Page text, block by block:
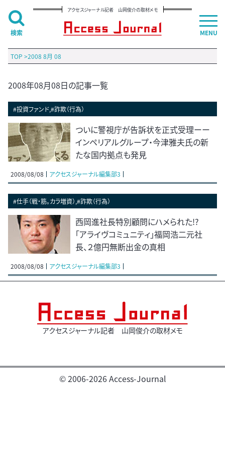
アクセスジャーナル記者 山岡俊介の取材メモ
TOP >2008 8月 08
2008年08月08日の記事一覧
#投資ファンド,#詐欺（行為）
ついに警視庁が告訴状を正式受理ーー
インペリアルグループ・今津雅夫氏の新
たな国内拠点も発見
2008/08/08 アクセスジャーナル編集部3
#仕手（戦・筋。カラ増資）,#詐欺（行為）
西岡進社長特別顧問にハメられた!?
「アライヴコミュニティ」福岡浩二元社
長、２億円無断出金の真相
2008/08/08 アクセスジャーナル編集部3
アクセスジャーナル記者 山岡俊介の取材メモ
© 2006-2026 Access-Journal
MENU
検索